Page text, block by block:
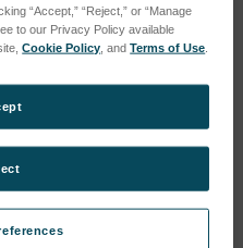
Multi - Blocco a V
SKU: 112-5135
Esegui l'accesso per vedere
i prezzi
“Accept,” “Reject,” or “Manage
to our Privacy Policy available
Cookie Policy , andTerms of Use